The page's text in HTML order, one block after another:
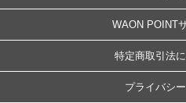
WAON POINT
特定商取引法
プライバシ